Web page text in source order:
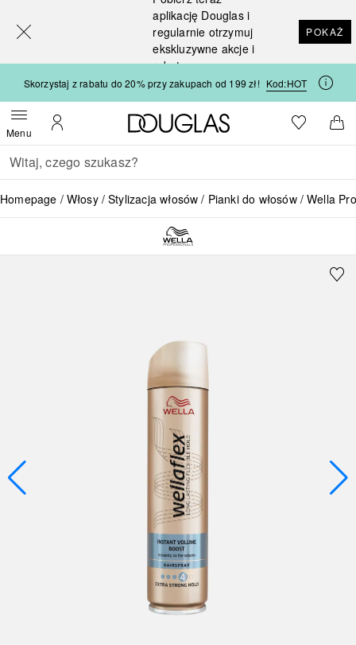
aplikację Douglas i
regularnie otrzymuj
ekskluzywne akcje i
rabaty
POKAŻ
Skorzystaj z rabatu do 20% przy zakupach od 199 zł! Kod:HOT
MenuOtwórz menuMoje konto
Strona główna Douglas
Do listyDo
Wracać
Wykonaj wyszukiwanie
Homepage Włosy Stylizacja włosów Pianki do włosów Wella
[navigation.slideout.screenreader]